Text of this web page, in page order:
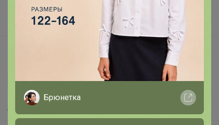
Поставщикам
Вакансии
Защита покупателя
Помощь
О нас
Брюнетка